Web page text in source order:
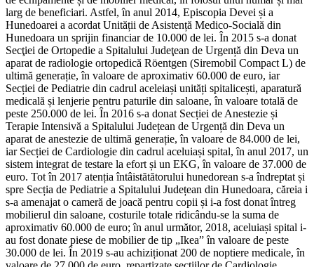
larg de beneficiari. Astfel, în anul 2014, Episcopia Devei și a
Hunedoarei a acordat Unității de Asistență Medico-Socială din
Hunedoara un sprijin financiar de 10.000 de lei. În 2015 s-a donat
Secţiei de Ortopedie a Spitalului Judeţean de Urgență din Deva un
aparat de radiologie ortopedică Röentgen (Siremobil Compact L) de
ultimă generație, în valoare de aproximativ 60.000 de euro, iar
Secției de Pediatrie din cadrul aceleiași unități spitalicești, aparatură
medicală și lenjerie pentru paturile din saloane, în valoare totală de
peste 250.000 de lei. În 2016 s-a donat Secției de Anestezie și
Terapie Intensivă a Spitalului Județean de Urgență din Deva un
aparat de anestezie de ultimă generație, în valoare de 84.000 de lei,
iar Secției de Cardiologie din cadrul aceluiași spital, în anul 2017, un
sistem integrat de testare la efort și un EKG, în valoare de 37.000 de
euro. Tot în 2017 atenția întâistătătorului hunedorean s-a îndreptat și
spre Secția de Pediatrie a Spitalului Județean din Hunedoara, căreia i
s-a amenajat o cameră de joacă pentru copii și i-a fost donat întreg
mobilierul din saloane, costurile totale ridicându-se la suma de
aproximativ 60.000 de euro; în anul următor, 2018, aceluiași spital i-
au fost donate piese de mobilier de tip „Ikea” în valoare de peste
30.000 de lei. În 2019 s-au achiziționat 200 de noptiere medicale, în